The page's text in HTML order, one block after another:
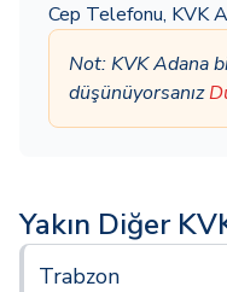
Cep Telefonu, KVK
Not: KVK Adana
düşünüyorsanız
Yakın Diğer
Trabzon